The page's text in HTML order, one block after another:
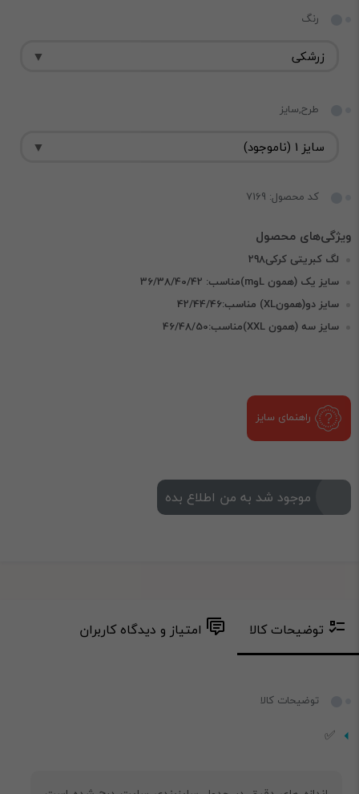
رنگ
طرح,سایز
کد محصول: 7169
لگ کبریتی کرکی298
سایز یک (همون Lوm)مناسب: 36/38/40/42
سایز دو(همونXL) مناسب:42/44/46
سایز سه (همون XXL)مناسب:46/48/50
راهنمای سایز
موجود شد به من اطلاع بده
توضیحات کالا امتیاز و دیدگاه کاربران
توضیحات کالا
✅